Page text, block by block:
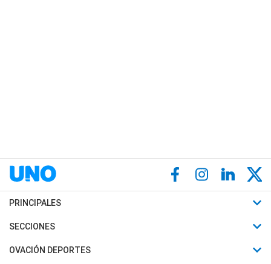
PRINCIPALES
Últimas Noticias
Política
SECCIONES
Horóscopo
OVACIÓN DEPORTES